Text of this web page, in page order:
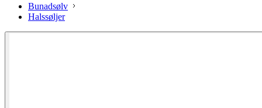
Bunadsølv
Halssøljer